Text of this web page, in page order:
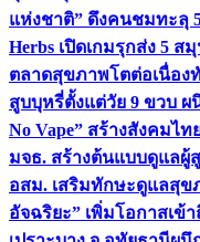
แห่งชาติ” ดึงคนชมทะลุ
Herbs เปิดเกมรุกส่ง 5
ตลาดสุขภาพโตต่อเนื่อง
สูบบุหรี่ตั้งแต่วัย 9 ขวบ ผ
No Vape” สร้างสังคมไ
มจธ. สร้างต้นแบบดูแลผู้
อสม. เสริมทักษะดูแลสุข
อัจฉริยะ” เพิ่มโอกาสเข้